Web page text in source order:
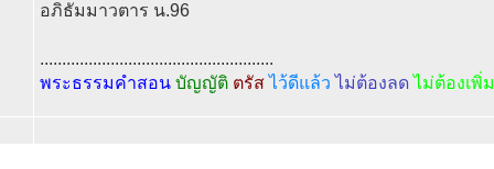
อภิธัมมาวตาร น.96
.....................................................
พระธรรมคำสอน บัญญัติ ตรัสไว้ดีแล้วไม่ต้องลดไม่ต้องเพิ่ม